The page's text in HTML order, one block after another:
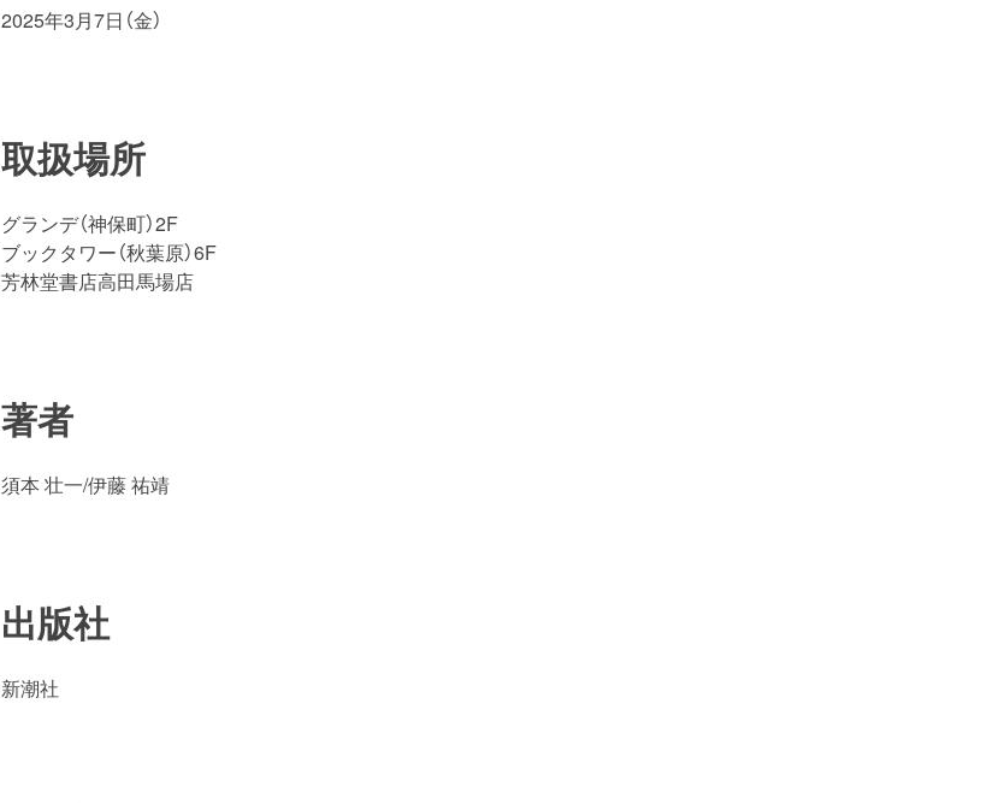
2025年3月7日（金）
取扱場所
グランデ（神保町）2F
ブックタワー（秋葉原）6F
芳林堂書店高田馬場店
著者
須本 壮一/伊藤 祐靖
出版社
新潮社